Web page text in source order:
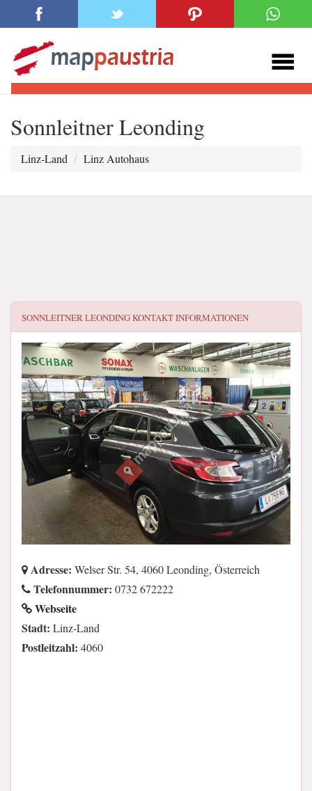
Sonnleitner Leonding
Linz-Land Linz Autohaus
SONNLEITNER LEONDINGKONTAKT INFORMATIONEN
Adresse: Welser Str. 54, 4060 Leonding, Österreich
Telefonnummer: 0732 672222
Webseite
Stadt: Linz-Land
Postleitzahl: 4060